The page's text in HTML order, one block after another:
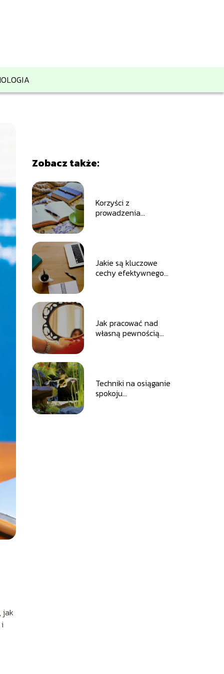
jak
Zobacz także:
Korzyści z
prowadzenia
Jakie są kluczowe
cechy efektywnego
Jak pracować nad
własną pewnością
Techniki na osiąganie
spokoju